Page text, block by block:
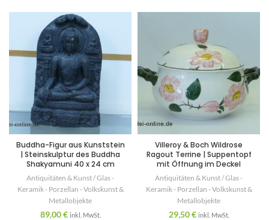
Buddha-Figur aus Kunststein
| Steinskulptur des Buddha
Shakyamuni 40 x 24 cm
Antiquitäten & Kunst / Glas -
Keramik - Porzellan - Volkskunst &
Metallobjekte
89,00€ inkl. MwSt.
Villeroy & Boch Wildrose
Ragout Terrine | Suppentopf
mit Öffnung im Deckel
Antiquitäten & Kunst / Glas -
Keramik - Porzellan - Volkskunst &
Metallobjekte
29,50€ inkl. MwSt.